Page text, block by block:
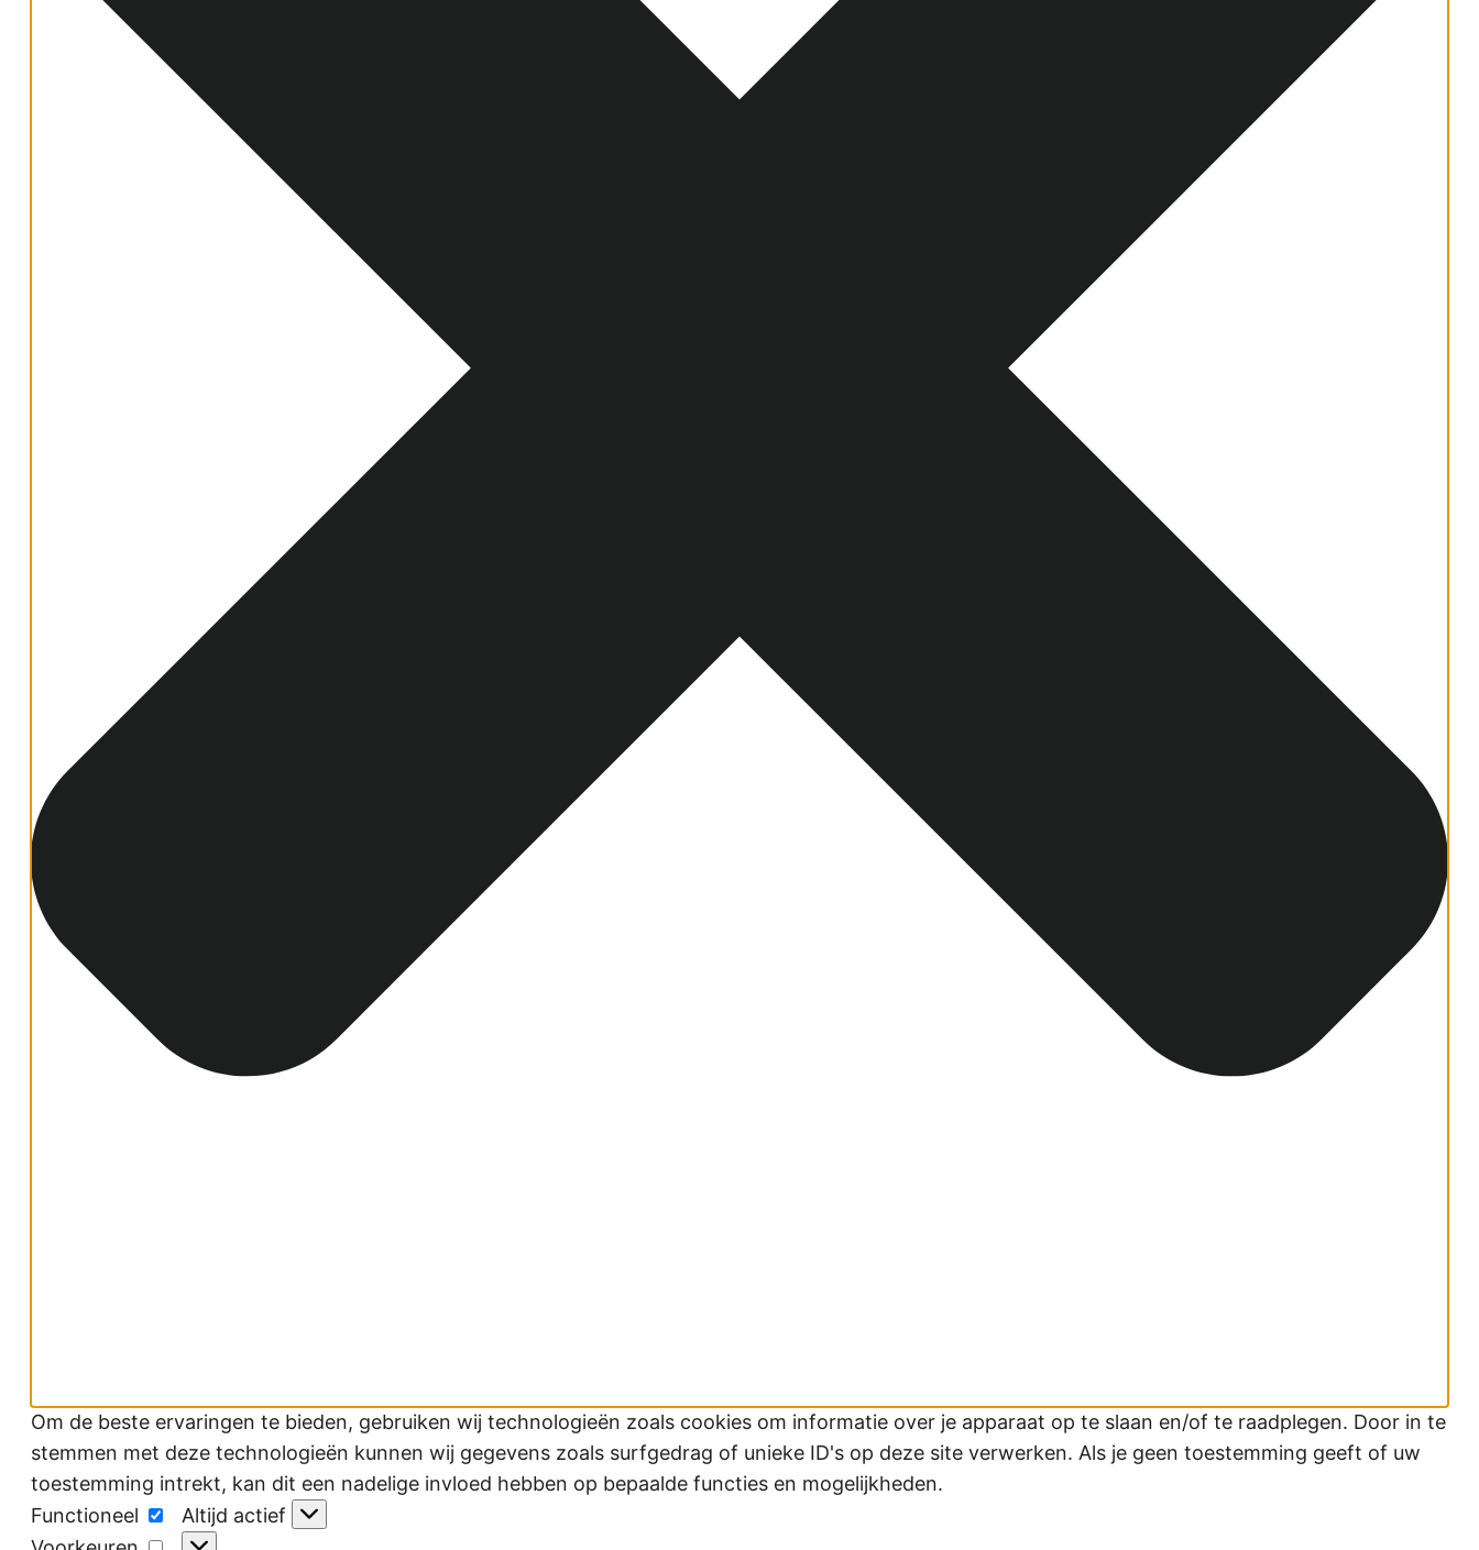
Om de beste ervaringen te bieden, gebruiken wij technologieën zoals cookies om informatie over je apparaat op te slaan en/of te raadplegen. Door in te
stemmen met deze technologieën kunnen wij gegevens zoals surfgedrag of unieke ID's op deze site verwerken. Als je geen toestemming geeft of uw
toestemming intrekt, kan dit een nadelige invloed hebben op bepaalde functies en mogelijkheden.
Functioneel
Functioneel
Altijd actief
Voorkeuren